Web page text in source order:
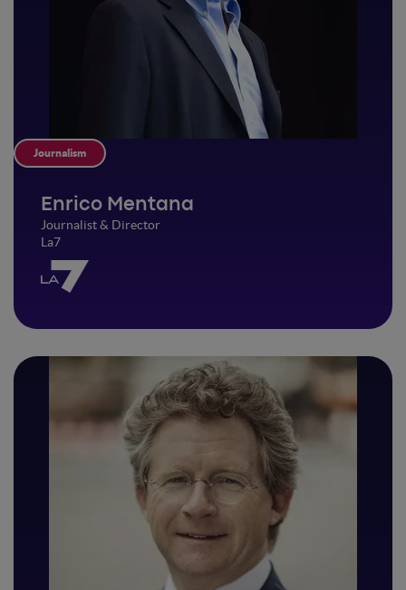
Journalism
Enrico Mentana
Journalist & Director
La7